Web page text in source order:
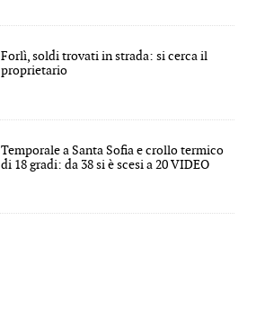
Forlì, soldi trovati in strada: si cerca il
proprietario
Temporale a Santa Sofia e crollo termico
di 18 gradi: da 38 si è scesi a 20 VIDEO